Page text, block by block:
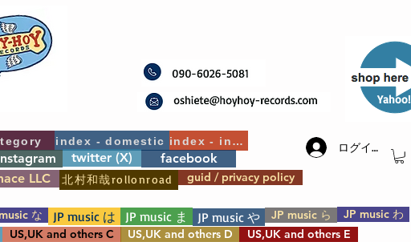
​Yahoo!
index - domestic index - int'l
guid / privacy policy
twitter (X)
LLC 北村和哉rollonroad
facebook
ログイン
な JP music は JP music ま JP music や JP music ら
JP music わ
US,UK and others C US,UK and others D
US,UK and others E